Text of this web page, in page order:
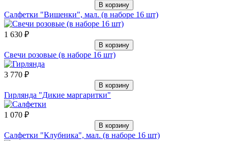
В корзину
Салфетки "Вишенки", мал. (в наборе 16 шт)
1 630 ₽
В корзину
Свечи розовые (в наборе 16 шт)
3 770 ₽
В корзину
Гирлянда "Дикие маргаритки"
1 070 ₽
В корзину
Салфетки "Клубника", мал. (в наборе 16 шт)